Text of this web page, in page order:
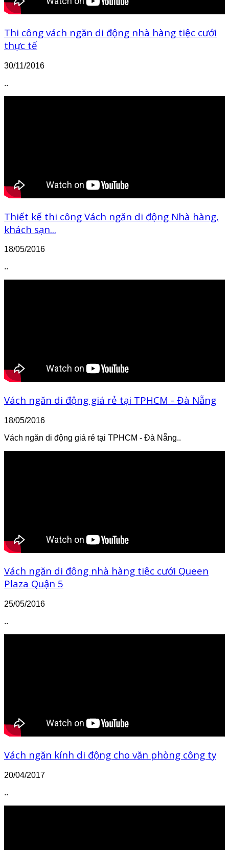
Thi công vách ngăn di động nhà hàng tiệc cưới
thực tế
30/11/2016
..
Thiết kế thi công Vách ngăn di động Nhà hàng,
khách sạn...
18/05/2016
..
Vách ngăn di động giá rẻ tại TPHCM - Đà Nẵng
18/05/2016
Vách ngăn di động giá rẻ tại TPHCM - Đà Nẵng..
Vách ngăn di động nhà hàng tiệc cưới Queen
Plaza Quận 5
25/05/2016
..
Vách ngăn kính di động cho văn phòng công ty
20/04/2017
..